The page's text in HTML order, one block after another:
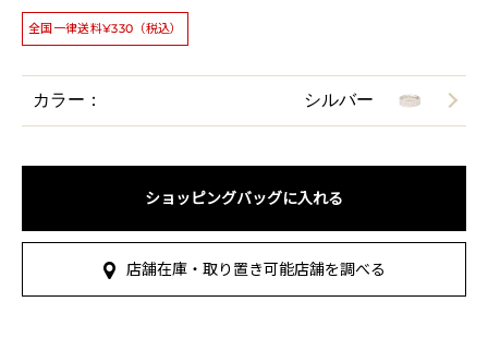
全国一律送料¥330（税込）
カラー： シルバー
ショッピングバッグに入れる
店舗在庫・取り置き可能店舗を調べる